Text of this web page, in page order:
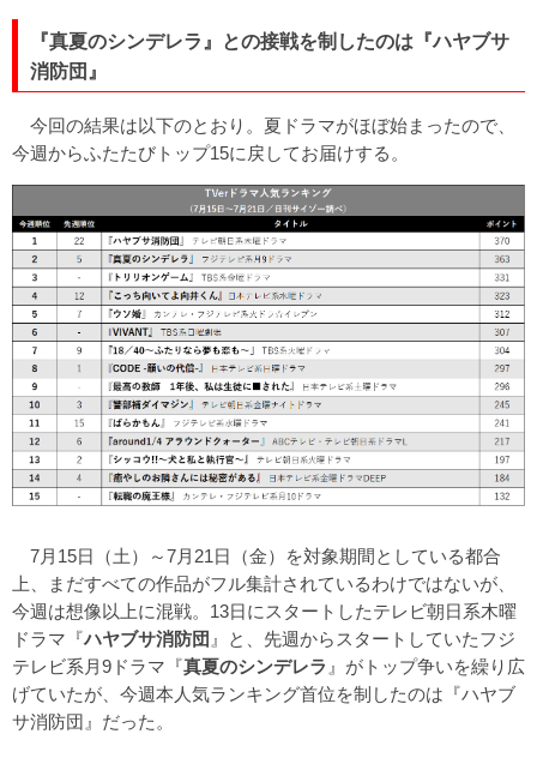
『真夏のシンデレラ』との接戦を制したのは『ハヤブサ
消防団』
今回の結果は以下のとおり。夏ドラマがほぼ始まったので、
今週からふたたびトップ15に戻してお届けする。
7月15日（土）～7月21日（金）を対象期間としている都合
上、まだすべての作品がフル集計されているわけではないが、
今週は想像以上に混戦。13日にスタートしたテレビ朝日系木曜
ドラマ『ハヤブサ消防団 』と、先週からスタートしていたフジ
テレビ系月9ドラマ『真夏のシンデレラ 』がトップ争いを繰り広
げていたが、今週本人気ランキング首位を制したのは『ハヤブ
サ消防団』だった。